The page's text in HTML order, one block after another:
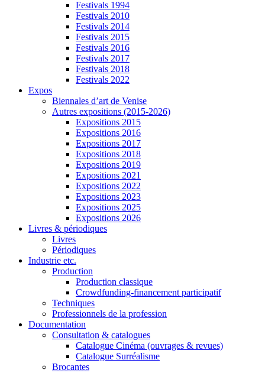
Festivals 1994
Festivals 2010
Festivals 2014
Festivals 2015
Festivals 2016
Festivals 2017
Festivals 2018
Festivals 2022
Expos
Biennales d’art de Venise
Autres expositions (2015-2026)
Expositions 2015
Expositions 2016
Expositions 2017
Expositions 2018
Expositions 2019
Expositions 2021
Expositions 2022
Expositions 2023
Expositions 2025
Expositions 2026
Livres & périodiques
Livres
Périodiques
Industrie etc.
Production
Production classique
Crowdfunding-financement participatif
Techniques
Professionnels de la profession
Documentation
Consultation & catalogues
Catalogue Cinéma (ouvrages & revues)
Catalogue Surréalisme
Brocantes